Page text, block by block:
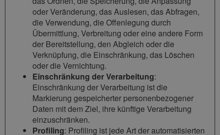
oder Veränderung, das Auslesen, das Abfragen,
die Verwendung, die Offenlegung durch
Übermittlung, Verbreitung oder eine andere Form
der Bereitstellung, den Abgleich oder die
Verknüpfung, die Einschränkung, das Löschen
oder die Vernichtung.
Einschränkung der Verarbeitung:
Einschränkung der Verarbeitung ist die
Markierung gespeicherter personenbezogener
Daten mit dem Ziel, ihre künftige Verarbeitung
einzuschränken.
Profiling: Profiling ist jede Art der automatisierten